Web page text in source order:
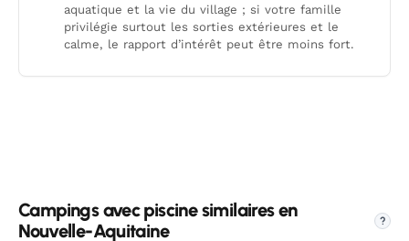
aquatique et la vie du village ; si votre famille
privilégie surtout les sorties extérieures et le
calme, le rapport d’intérêt peut être moins fort.
Campings avec piscine similaires en
Nouvelle-Aquitaine
?